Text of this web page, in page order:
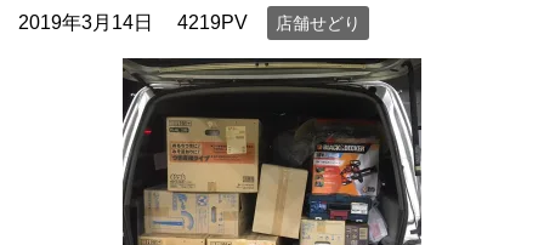
2019年3月14日 4219PV 店舗せどり